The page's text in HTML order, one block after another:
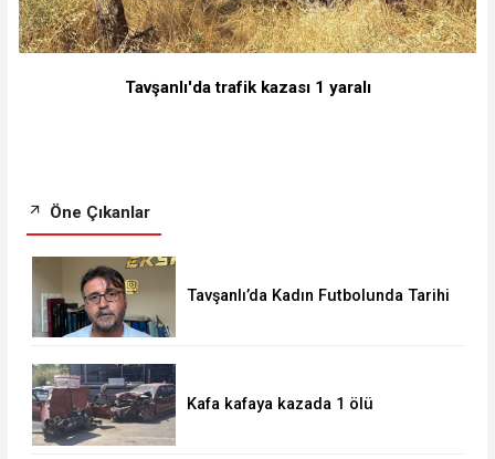
Tavşanlı'da trafik kazası 1 yaralı
Öne Çıkanlar
Tavşanlı’da Kadın Futbolunda Tarihi
Kafa kafaya kazada 1 ölü